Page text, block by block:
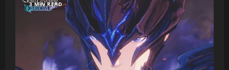
3 MIN READ